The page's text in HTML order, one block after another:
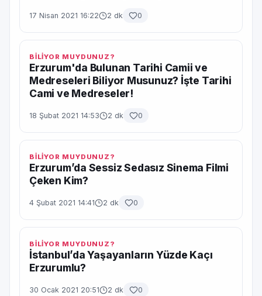
17 Nisan 2021 16:22 2 dk 0
BİLİYOR MUYDUNUZ?
Erzurum'da Bulunan Tarihi Camii ve
Medreseleri Biliyor Musunuz? İşte Tarihi
Cami ve Medreseler!
18 Şubat 2021 14:53 2 dk 0
BİLİYOR MUYDUNUZ?
Erzurum’da Sessiz Sedasız Sinema Filmi
Çeken Kim?
4 Şubat 2021 14:41 2 dk 0
BİLİYOR MUYDUNUZ?
İstanbul’da Yaşayanların Yüzde Kaçı
Erzurumlu?
30 Ocak 2021 20:51 2 dk 0